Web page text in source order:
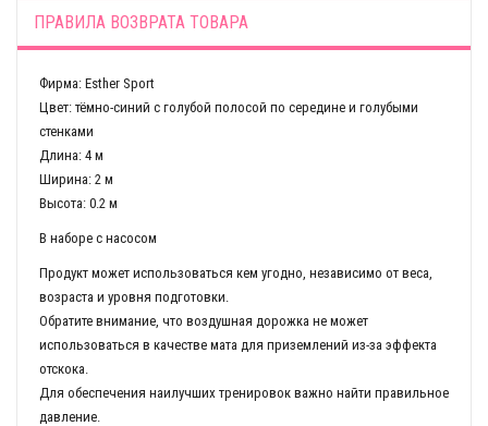
ПРАВИЛА ВОЗВРАТА ТОВАРА
Фирма: Esther Sport
Цвет: тёмно-синий с голубой полосой по середине и голубыми
стенками
Длина: 4 м
Ширина: 2 м
Высота: 0.2 м
В наборе с насосом
Продукт может использоваться кем угодно, независимо от веса,
возраста и уровня подготовки.
Обратите внимание, что воздушная дорожка не может
использоваться в качестве мата для приземлений из-за эффекта
отскока.
Для обеспечения наилучших тренировок важно найти правильное
давление.